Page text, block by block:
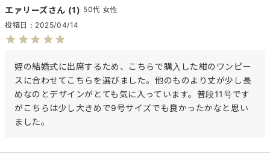
エァリーズ 1 50代 女性
投稿日
2025/04/14
姪の結婚式に出席するため、こちらで購入した紺のワンピー
スに合わせてこちらを選びました。他のものより丈が少し長
めなのとデザインがとても気に入っています。普段11号です
がこちらは少し大きめで9号サイズでも良かったかなと思い
ました。